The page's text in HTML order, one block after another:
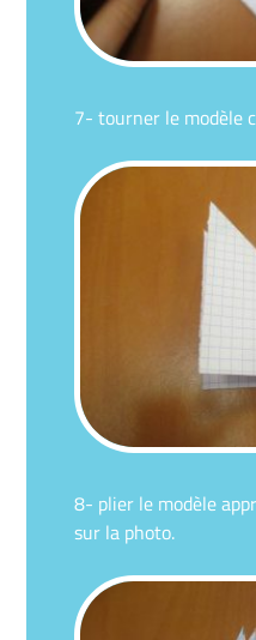
7- tourner le modèle
8- plier le modèle
sur la photo.